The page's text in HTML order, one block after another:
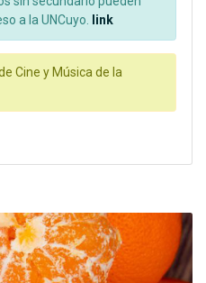
a la UNCuyo. link
Cine y Música de la